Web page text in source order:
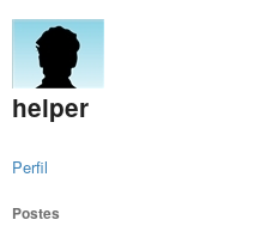
helper
Perfil
Postes